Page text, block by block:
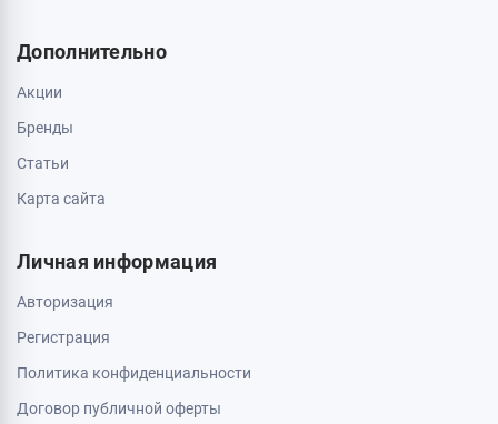
Дополнительно
Акции
Бренды
Статьи
Карта сайта
Личная информация
Авторизация
Регистрация
Политика конфиденциальности
Договор публичной оферты